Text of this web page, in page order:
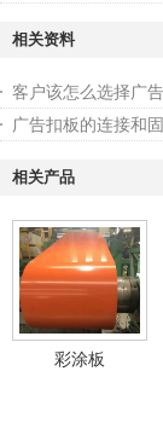
相关资料
客户该怎么选择广
广告扣板的连接和
相关产品
彩涂板